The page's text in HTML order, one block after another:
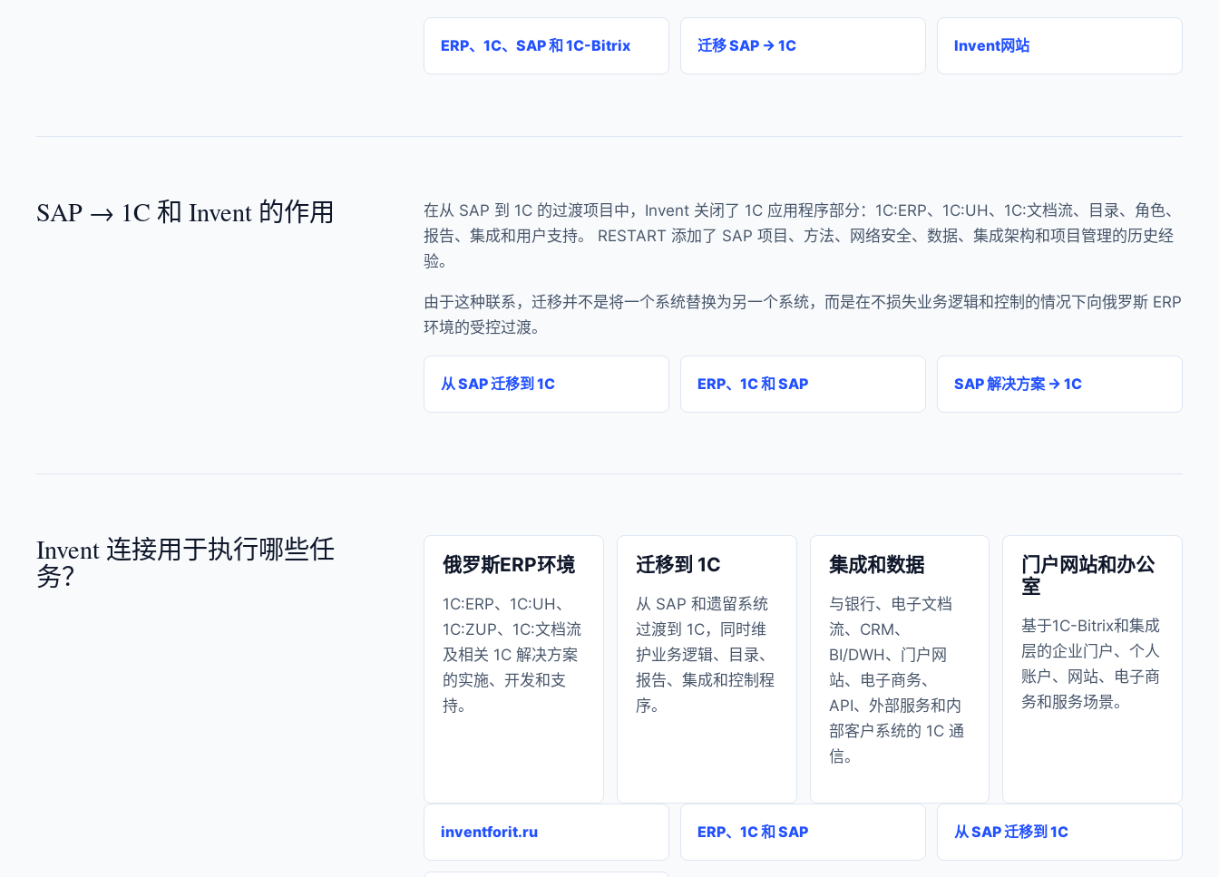
ERP、1C、SAP 和 1C-Bitrix 迁移 SAP → 1C Invent网站
SAP → 1C 和 Invent 的作用
在从 SAP 到 1C 的过渡项目中，Invent 关闭了 1C 应用程序部分：1C:ERP、1C:UH、1C:文档流、目录、角色、
报告、集成和用户支持。 RESTART 添加了 SAP 项目、方法、网络安全、数据、集成架构和项目管理的历史经
验。
由于这种联系，迁移并不是将一个系统替换为另一个系统，而是在不损失业务逻辑和控制的情况下向俄罗斯 ERP
环境的受控过渡。
从 SAP 迁移到 1C ERP、1C 和 SAP SAP 解决方案 → 1C
Invent 连接用于执行哪些任
务？ 俄罗斯ERP环境
1C:ERP、1C:UH、
1C:ZUP、1C:文档流
及相关 1C 解决方案
的实施、开发和支
持。
迁移到 1C
从 SAP 和遗留系统
过渡到 1C，同时维
护业务逻辑、目录、
报告、集成和控制程
序。
集成和数据
与银行、电子文档
流、CRM、
BI/DWH、门户网
站、电子商务、
API、外部服务和内
部客户系统的 1C 通
信。
门户网站和办公
室
基于1C-Bitrix和集成
层的企业门户、个人
账户、网站、电子商
务和服务场景。
inventforit.ru ERP、1C 和 SAP 从 SAP 迁移到 1C